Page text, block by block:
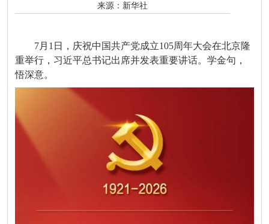
来源： 新华社
7月1日，庆祝中国共产党成立105周年大会在北京隆
重举行，习近平总书记出席并发表重要讲话。学金句，
悟深意。